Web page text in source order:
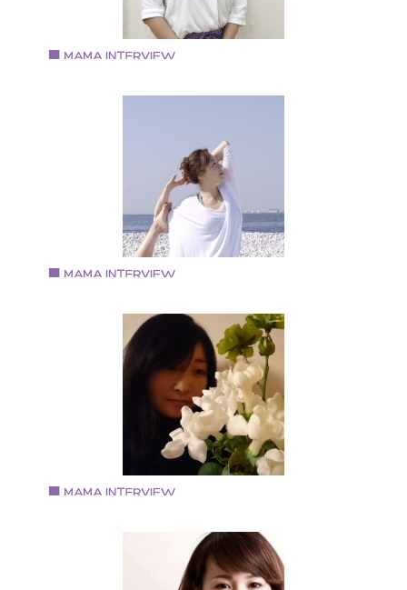
・「訪問プレミアム保育with me（ウィヅミー）」経営
として訪問保育、子育てカウンセリングの他、子育て
援や保育人材養成など、保育に総合的にかかわってい
る。 ・自然農やアクティビティを楽しめる「NPO法人
良情熱学校」の教頭・副理事長
『YOGA7』代表『Vegan style Nana』経営
1973年生まれ。O型。蟹座。 ホテル勤務を経てヨガイ
ストラクターになる。 ヴィ―ガンの飲食店経営経験が
り、現在はヨガインストラクターをしながら自宅工房
グルテンフリーのスイーツやパン、マヨネーズなどの
造・販売をしている。
フローリスト(atelierstagioneflower主宰)
大阪府出身 中学生と小学生の母 【ブログ】